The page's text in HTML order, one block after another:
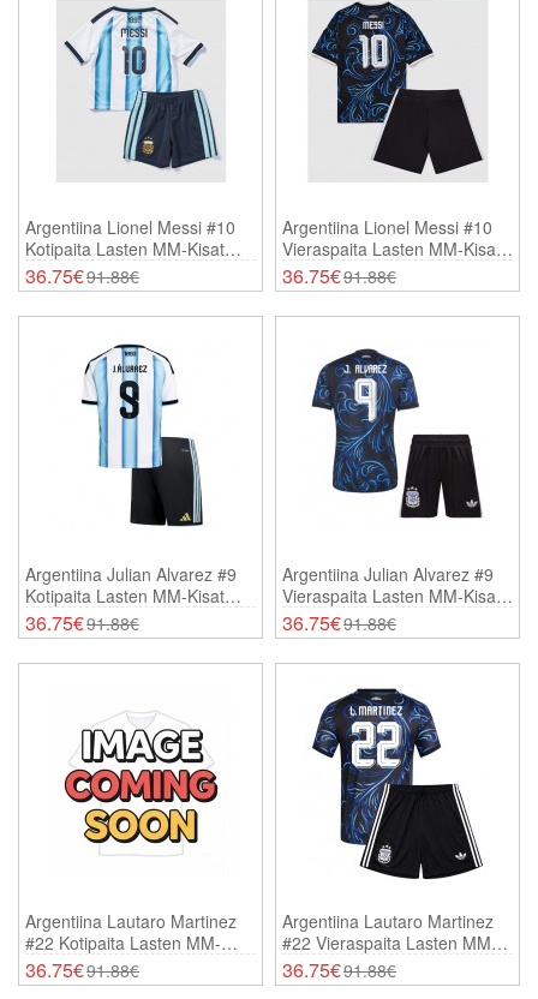
Argentiina Lionel Messi #10
Kotipaita Lasten MM-Kisat
2026 Lyhythihainen (+
Shortsit)
36.75€91.88€
Argentiina Lionel Messi #10
Vieraspaita Lasten MM-Kisat
2026 Lyhythihainen (+
Shortsit)
36.75€91.88€
Argentiina Julian Alvarez #9
Kotipaita Lasten MM-Kisat
2026 Lyhythihainen (+
Shortsit)
36.75€91.88€
Argentiina Julian Alvarez #9
Vieraspaita Lasten MM-Kisat
2026 Lyhythihainen (+
Shortsit)
36.75€91.88€
Argentiina Lautaro Martinez
#22 Kotipaita Lasten MM-
Kisat 2026 Lyhythihainen (+
Shortsit)
36.75€91.88€
Argentiina Lautaro Martinez
#22 Vieraspaita Lasten MM-
Kisat 2026 Lyhythihainen (+
Shortsit)
36.75€91.88€